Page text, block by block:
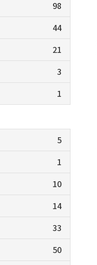
98
44
21
3
1
5
1
10
14
33
50